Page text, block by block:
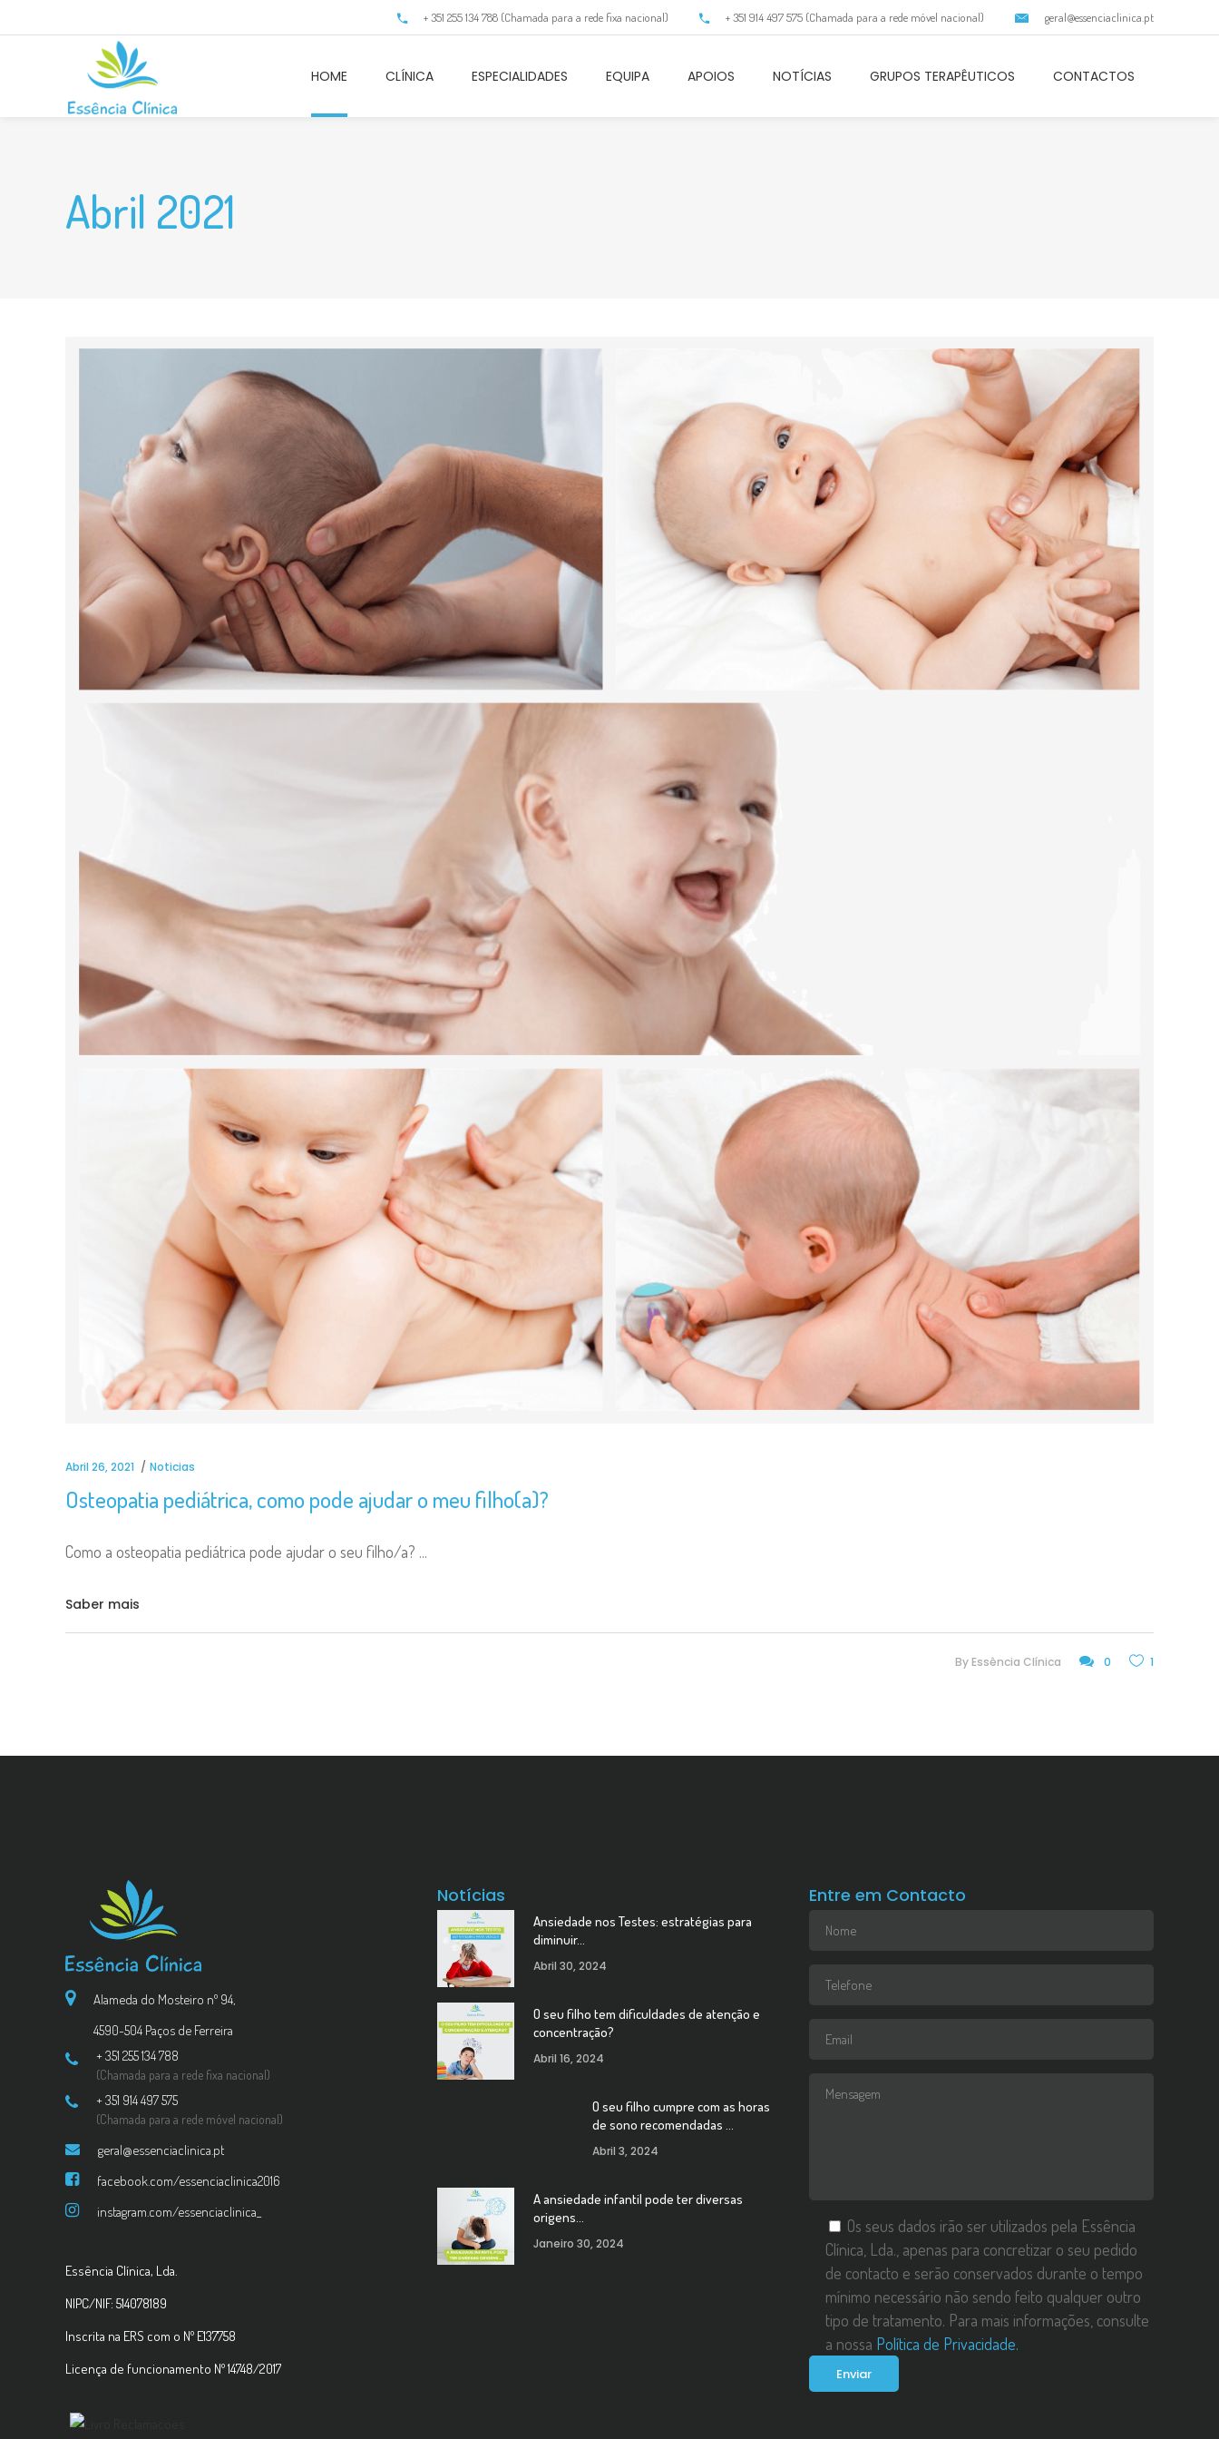
+ 351 255 134 788 (Chamada para a rede fixa nacional) + 351 914 497 575 (Chamada para a rede móvel nacional) geral@essenciaclinica.pt
HOME CLÍNICA ESPECIALIDADES EQUIPA APOIOS NOTÍCIAS GRUPOS TERAPÊUTICOS CONTACTOS
Abril 2021
Abril 26, 2021 Noticias
Osteopatia pediátrica, como pode ajudar o meu filho(a)?
Como a osteopatia pediátrica pode ajudar o seu filho/a?
Saber mais
By Essência Clínica 0 1
Alameda do Mosteiro nº 94,
4590-504 Paços de Ferreira
+ 351 255 134 788
(Chamada para a rede fixa nacional)
+ 351 914 497 575
(Chamada para a rede móvel nacional)
geral@essenciaclinica.pt
facebook.com/essenciaclinica2016
instagram.com/essenciaclinica_
Essência Clínica, Lda.
NIPC/NIF: 514078189
Inscrita na ERS com o Nº E137758
Licença de funcionamento Nº 14748/2017
Notícias
Ansiedade nos Testes: estratégias para
diminuir…
Abril 30, 2024
O seu filho tem dificuldades de atenção e
concentração?
Abril 16, 2024
O seu filho cumpre com as horas
de sono recomendadas …
Abril 3, 2024
A ansiedade infantil pode ter diversas
origens…
Janeiro 30, 2024
Entre em Contacto
Os seus dados irão ser utilizados pela Essência
Clínica, Lda., apenas para concretizar o seu pedido
de contacto e serão conservados durante o tempo
mínimo necessário não sendo feito qualquer outro
tipo de tratamento. Para mais informações, consulte
a nossa Política de Privacidade.